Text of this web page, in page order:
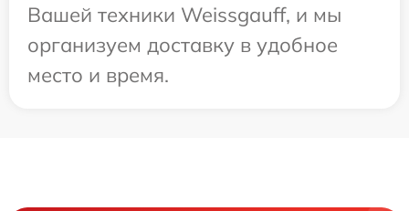
Вашей техники Weissgauff, и мы
организуем доставку в удобное
место и время.